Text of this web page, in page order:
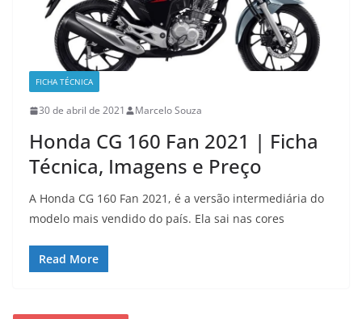
FICHA TÉCNICA
30 de abril de 2021 Marcelo Souza
Honda CG 160 Fan 2021 | Ficha
Técnica, Imagens e Preço
A Honda CG 160 Fan 2021, é a versão intermediária do
modelo mais vendido do país. Ela sai nas cores
Read More